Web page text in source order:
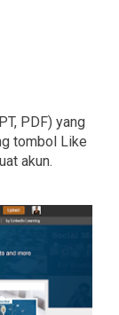
PDF) yang
tombol Like
akun.